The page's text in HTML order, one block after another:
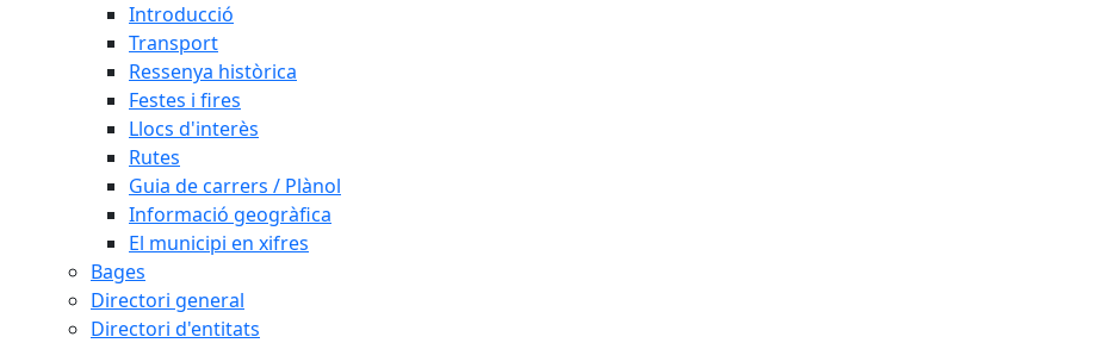
Introducció
Transport
Ressenya històrica
Festes i fires
Llocs d'interès
Rutes
Guia de carrers / Plànol
Informació geogràfica
El municipi en xifres
Bages
Directori general
Directori d'entitats